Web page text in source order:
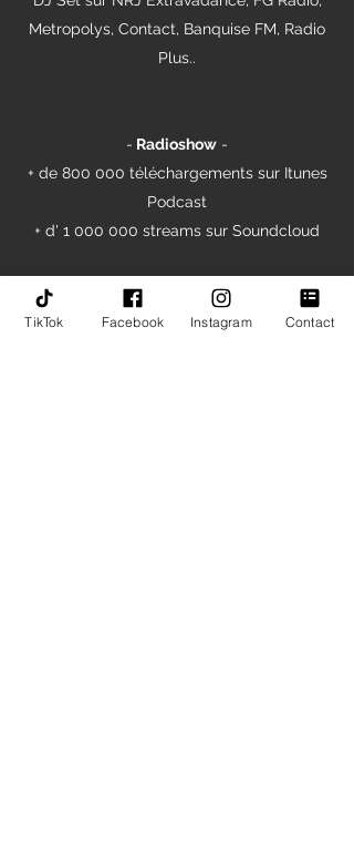
Metropolys, Contact, Banquise FM, Radio
Plus..
- Radioshow -
+ de 800 000 téléchargements sur Itunes
Podcast
+ d' 1 000 000 streams sur Soundcloud
-Réseaux Sociaux-
TikTok Facebook Instagram Contact